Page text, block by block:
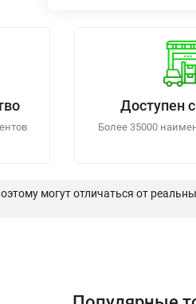
Доступен
Более 35000
могут отличаться от